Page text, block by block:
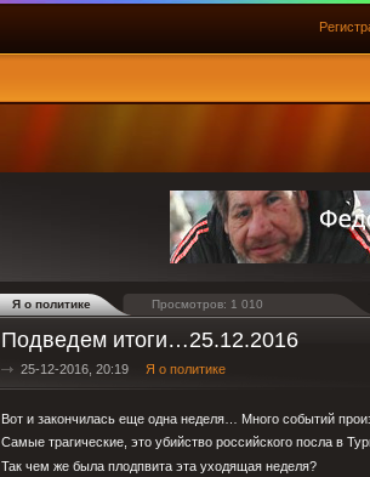
Я о политике Просмотров: 1 010
Подведем итоги…25.12.2016
25-12-2016, 20:19 Я о политике
Вот и закончилась еще одна неделя… Много событий
Самые трагические, это убийство российского посла в
Так чем же была плодпвита эта уходящая неделя?